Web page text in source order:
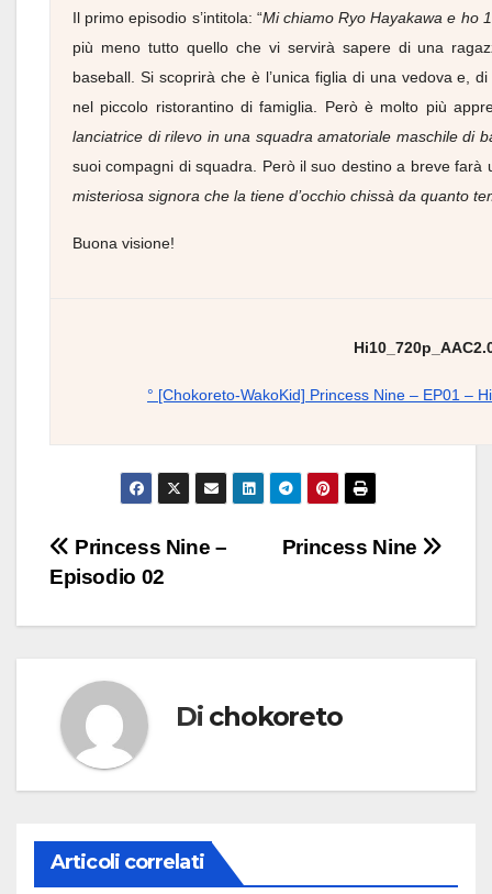
Il primo episodio s’intitola: “Mi chiamo Ryo Hayakawa e ho
più meno tutto quello che vi servirà sapere di una
baseball. Si scoprirà che è l’unica figlia di una vedova e,
nel piccolo ristorantino di famiglia. Però è molto più
lanciatrice di rilevo in una squadra amatoriale maschile di
suoi compagni di squadra. Però il suo destino a breve
misteriosa signora che la tiene d’occhio chissà da quanto
Buona visione!
° [Chokoreto-WakoKid] Princess Nine – EP01 –
Navigazione
articoli
Princess Nine
Princess Nine –
Episodio 02
Di chokoreto
Articoli correlati